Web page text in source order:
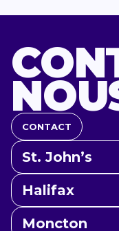
CONTACT
St. John’s
Halifax
Moncton